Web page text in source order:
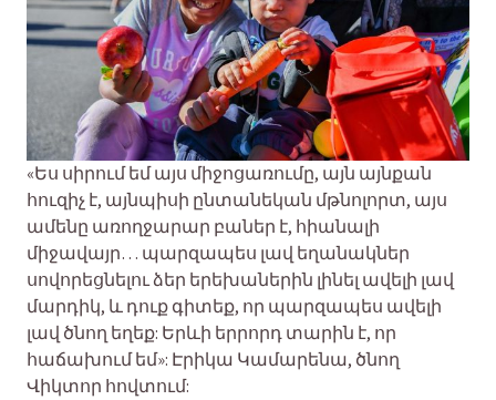
«Ես սիրում եմ այս միջոցառումը, այն այնքան
հուզիչ է, այնպիսի ընտանեկան մթնոլորտ, այս
ամենը առողջարար բաներ է, հիանալի
միջավայր… պարզապես լավ եղանակներ
սովորեցնելու ձեր երեխաներին լինել ավելի լավ
մարդիկ, և դուք գիտեք, որ պարզապես ավելի
լավ ծնող եղեք: Երևի երրորդ տարին է, որ
հաճախում եմ»: Էրիկա Կամարենա, ծնող
Վիկտոր հովտում: